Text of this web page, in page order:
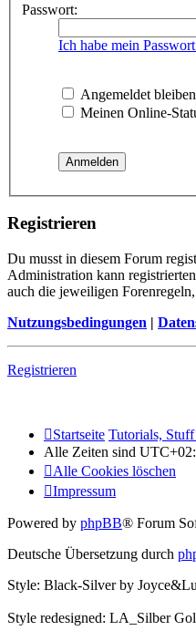
Passwort:
Ich habe mein
Angemeldet bleiben
Meinen Online-
Registrieren
Du musst in diesem Forum
Administration kann
auch die jeweiligen
Nutzungsbedingungen |
Registrieren
Startseite Tutorials,
Alle Zeiten sind
Alle Cookies löschen
Impressum
Powered by phpBB® Forum
Deutsche Übersetzung durch
Style: Black-Silver by
Style redesigned: LA_Silber